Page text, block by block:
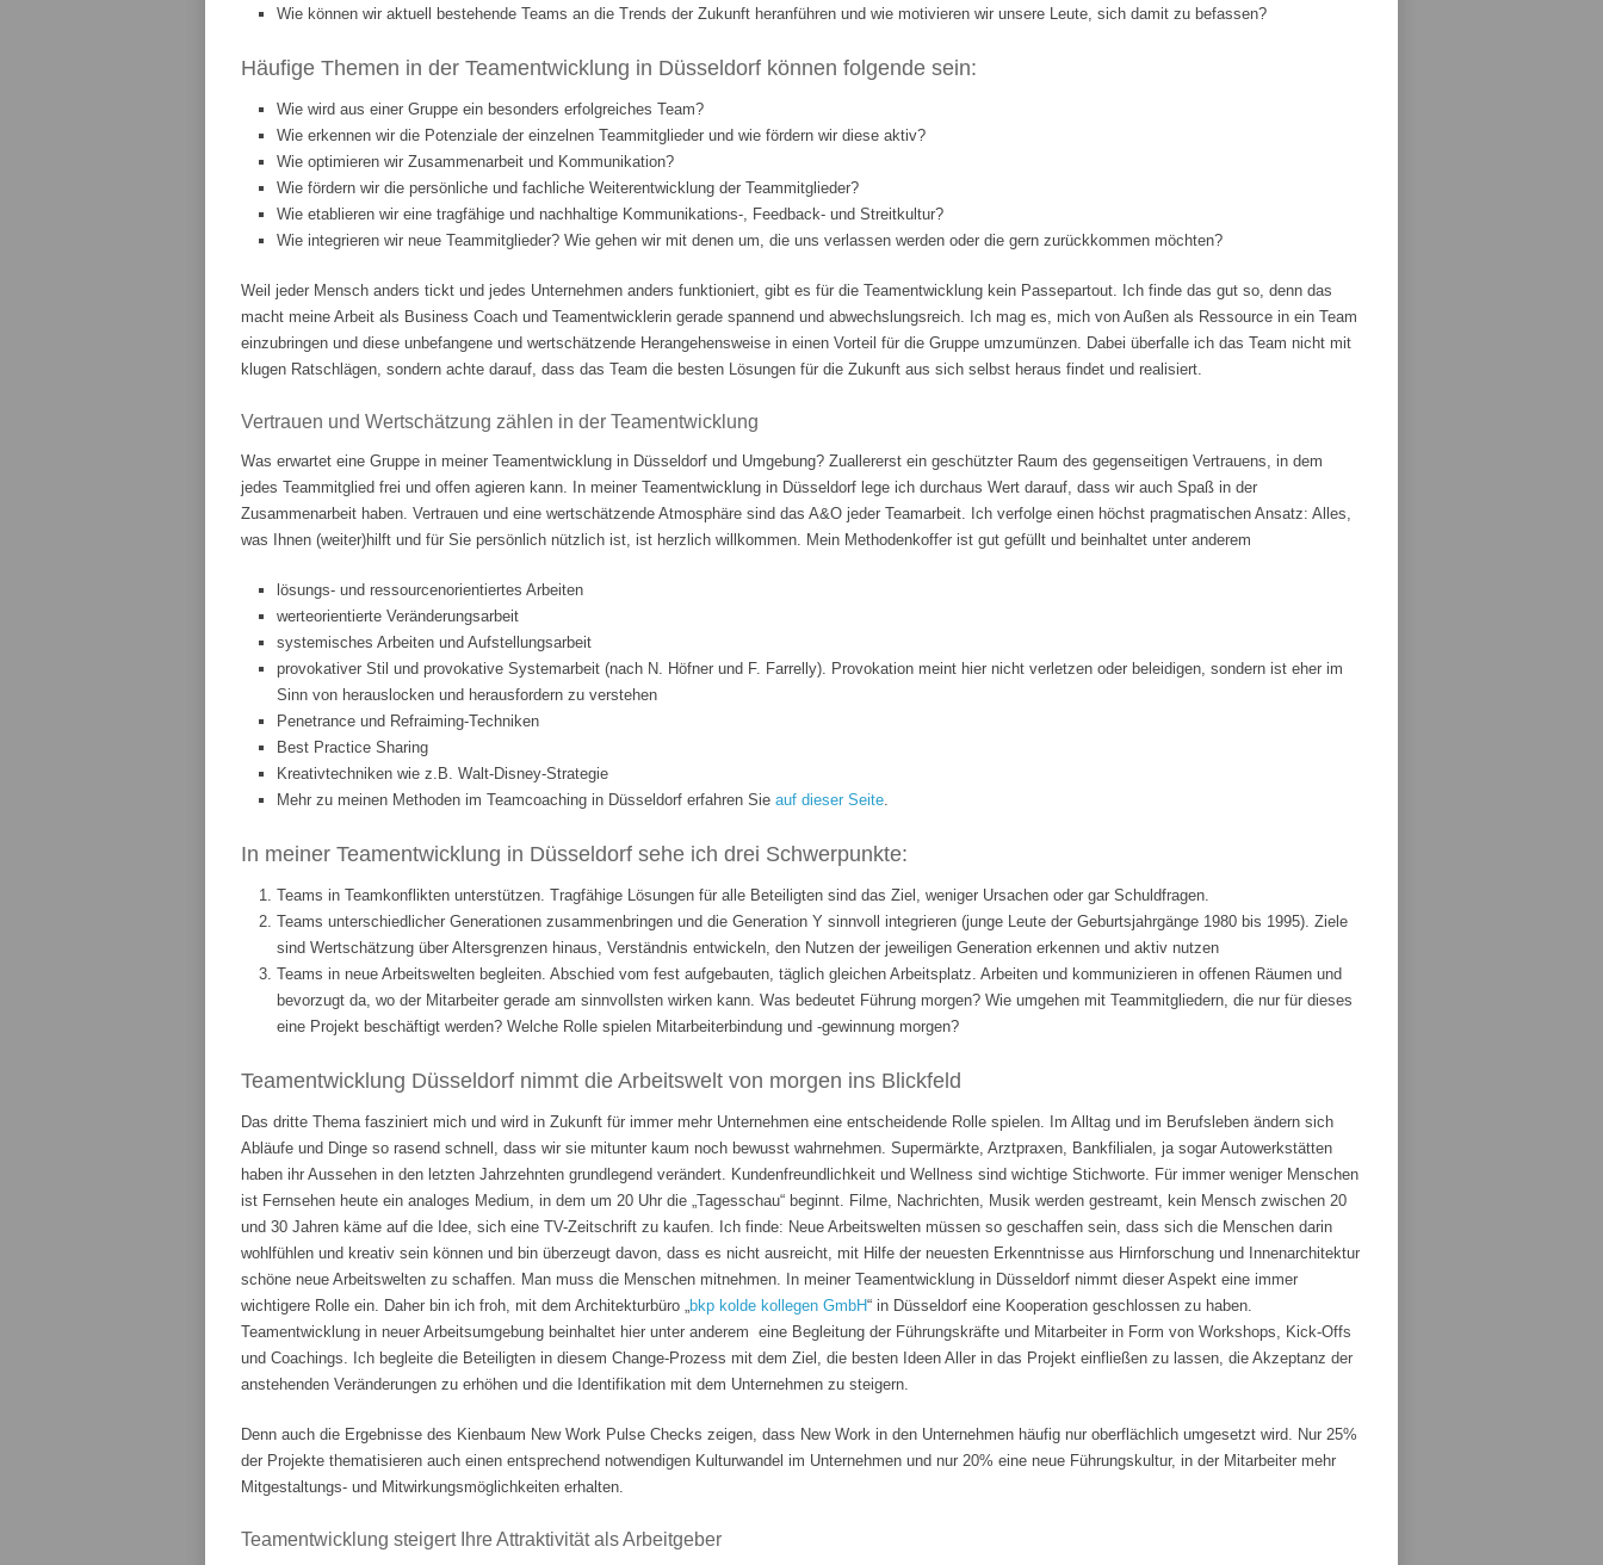
Wie können wir aktuell bestehende Teams an die Trends der Zukunft heranführen und wie motivieren wir unsere Leute, sich damit zu befassen?
Häufige Themen in der Teamentwicklung in Düsseldorf können folgende sein:
Wie wird aus einer Gruppe ein besonders erfolgreiches Team?
Wie erkennen wir die Potenziale der einzelnen Teammitglieder und wie fördern wir diese aktiv?
Wie optimieren wir Zusammenarbeit und Kommunikation?
Wie fördern wir die persönliche und fachliche Weiterentwicklung der Teammitglieder?
Wie etablieren wir eine tragfähige und nachhaltige Kommunikations-, Feedback- und Streitkultur?
Wie integrieren wir neue Teammitglieder? Wie gehen wir mit denen um, die uns verlassen werden oder die gern zurückkommen möchten?
Weil jeder Mensch anders tickt und jedes Unternehmen anders funktioniert, gibt es für die Teamentwicklung kein Passepartout. Ich finde das gut so, denn das
macht meine Arbeit als Business Coach und Teamentwicklerin gerade spannend und abwechslungsreich. Ich mag es, mich von Außen als Ressource in ein Team
einzubringen und diese unbefangene und wertschätzende Herangehensweise in einen Vorteil für die Gruppe umzumünzen. Dabei überfalle ich das Team nicht mit
klugen Ratschlägen, sondern achte darauf, dass das Team die besten Lösungen für die Zukunft aus sich selbst heraus findet und realisiert.
Vertrauen und Wertschätzung zählen in der Teamentwicklung
Was erwartet eine Gruppe in meiner Teamentwicklung in Düsseldorf und Umgebung? Zuallererst ein geschützter Raum des gegenseitigen Vertrauens, in dem
jedes Teammitglied frei und offen agieren kann. In meiner Teamentwicklung in Düsseldorf lege ich durchaus Wert darauf, dass wir auch Spaß in der
Zusammenarbeit haben. Vertrauen und eine wertschätzende Atmosphäre sind das A&O jeder Teamarbeit. Ich verfolge einen höchst pragmatischen Ansatz: Alles,
was Ihnen (weiter)hilft und für Sie persönlich nützlich ist, ist herzlich willkommen. Mein Methodenkoffer ist gut gefüllt und beinhaltet unter anderem
lösungs- und ressourcenorientiertes Arbeiten
werteorientierte Veränderungsarbeit
systemisches Arbeiten und Aufstellungsarbeit
provokativer Stil und provokative Systemarbeit (nach N. Höfner und F. Farrelly). Provokation meint hier nicht verletzen oder beleidigen, sondern ist eher im
Sinn von herauslocken und herausfordern zu verstehen
Penetrance und Refraiming-Techniken
Best Practice Sharing
Kreativtechniken wie z.B. Walt-Disney-Strategie
Mehr zu meinen Methoden im Teamcoaching in Düsseldorf erfahren Sie auf dieser Seite.
In meiner Teamentwicklung in Düsseldorf sehe ich drei Schwerpunkte:
Teams in Teamkonflikten unterstützen. Tragfähige Lösungen für alle Beteiligten sind das Ziel, weniger Ursachen oder gar Schuldfragen.
Teams unterschiedlicher Generationen zusammenbringen und die Generation Y sinnvoll integrieren (junge Leute der Geburtsjahrgänge 1980 bis 1995). Ziele
sind Wertschätzung über Altersgrenzen hinaus, Verständnis entwickeln, den Nutzen der jeweiligen Generation erkennen und aktiv nutzen
Teams in neue Arbeitswelten begleiten. Abschied vom fest aufgebauten, täglich gleichen Arbeitsplatz. Arbeiten und kommunizieren in offenen Räumen und
bevorzugt da, wo der Mitarbeiter gerade am sinnvollsten wirken kann. Was bedeutet Führung morgen? Wie umgehen mit Teammitgliedern, die nur für dieses
eine Projekt beschäftigt werden? Welche Rolle spielen Mitarbeiterbindung und -gewinnung morgen?
Teamentwicklung Düsseldorf nimmt die Arbeitswelt von morgen ins Blickfeld
Das dritte Thema fasziniert mich und wird in Zukunft für immer mehr Unternehmen eine entscheidende Rolle spielen. Im Alltag und im Berufsleben ändern sich
Abläufe und Dinge so rasend schnell, dass wir sie mitunter kaum noch bewusst wahrnehmen. Supermärkte, Arztpraxen, Bankfilialen, ja sogar Autowerkstätten
haben ihr Aussehen in den letzten Jahrzehnten grundlegend verändert. Kundenfreundlichkeit und Wellness sind wichtige Stichworte. Für immer weniger Menschen
ist Fernsehen heute ein analoges Medium, in dem um 20 Uhr die „Tagesschau“ beginnt. Filme, Nachrichten, Musik werden gestreamt, kein Mensch zwischen 20
und 30 Jahren käme auf die Idee, sich eine TV-Zeitschrift zu kaufen. Ich finde: Neue Arbeitswelten müssen so geschaffen sein, dass sich die Menschen darin
wohlfühlen und kreativ sein können und bin überzeugt davon, dass es nicht ausreicht, mit Hilfe der neuesten Erkenntnisse aus Hirnforschung und Innenarchitektur
schöne neue Arbeitswelten zu schaffen. Man muss die Menschen mitnehmen. In meiner Teamentwicklung in Düsseldorf nimmt dieser Aspekt eine immer
wichtigere Rolle ein. Daher bin ich froh, mit dem Architekturbüro „bkp kolde kollegen GmbH“ in Düsseldorf eine Kooperation geschlossen zu haben.
Teamentwicklung in neuer Arbeitsumgebung beinhaltet hier unter anderem eine Begleitung der Führungskräfte und Mitarbeiter in Form von Workshops, Kick-Offs
und Coachings. Ich begleite die Beteiligten in diesem Change-Prozess mit dem Ziel, die besten Ideen Aller in das Projekt einfließen zu lassen, die Akzeptanz der
anstehenden Veränderungen zu erhöhen und die Identifikation mit dem Unternehmen zu steigern.
Denn auch die Ergebnisse des Kienbaum New Work Pulse Checks zeigen, dass New Work in den Unternehmen häufig nur oberflächlich umgesetzt wird. Nur 25%
der Projekte thematisieren auch einen entsprechend notwendigen Kulturwandel im Unternehmen und nur 20% eine neue Führungskultur, in der Mitarbeiter mehr
Mitgestaltungs- und Mitwirkungsmöglichkeiten erhalten.
Teamentwicklung steigert Ihre Attraktivität als Arbeitgeber